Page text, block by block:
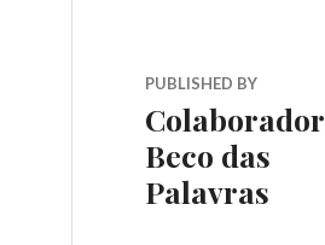
PUBLISHED BY
Colaborador
Beco das
Palavras